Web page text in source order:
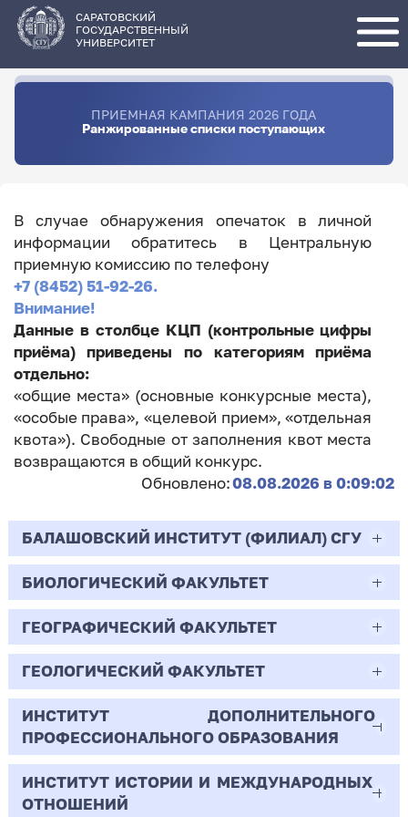
основному
содержанию
САРАТОВСКИЙ
ГОСУДАРСТВЕННЫЙ
УНИВЕРСИТЕТ
ПРИЕМНАЯ КАМПАНИЯ 2026 ГОДА
Ранжированные списки поступающих
В случае обнаружения опечаток в личной
информации обратитесь в Центральную
приемную комиссию по телефону
+7 (8452) 51-92-26.
Внимание!
Данные в столбце КЦП (контрольные цифры
приёма) приведены по категориям приёма
отдельно:
«общие места» (основные конкурсные места),
«особые права», «целевой прием», «отдельная
квота»). Свободные от заполнения квот места
возвращаются в общий конкурс.
Обновлено:08.08.2026 в 0:09:02
БАЛАШОВСКИЙ ИНСТИТУТ (ФИЛИАЛ) СГУ
44.03.02
Психолого-педагогическое образование
Очная | Бакалавр
Всего бюджетных мест - 10
Бюджет/
Общие места
Профиль: Практическая
психология образования
БИОЛОГИЧЕСКИЙ ФАКУЛЬТЕТ
06.03.01
Биология
Очная | Бакалавр
Всего бюджетных мест - 50
Бюджет/Общие места
ГЕОГРАФИЧЕСКИЙ ФАКУЛЬТЕТ
05.03.02
География
Очная | Бакалавр
Всего бюджетных мест - 15
ГЕОЛОГИЧЕСКИЙ ФАКУЛЬТЕТ
05.03.01
Геология
Очная | Бакалавр
ИНСТИТУТ ДОПОЛНИТЕЛЬНОГО
ПРОФЕССИОНАЛЬНОГО ОБРАЗОВАНИЯ
38.03.02
ИНСТИТУТ ИСТОРИИ И МЕЖДУНАРОДНЫХ
ОТНОШЕНИЙ